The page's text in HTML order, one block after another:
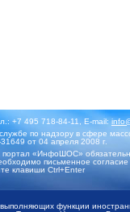
+7 495 718-84-11, E-mail:
по надзору в сфере
от 04 апреля 2008 г.
портал «ИнфоШОС»
письменное
клавиши Ctrl+Enter
функции